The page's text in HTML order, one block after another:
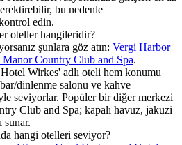
bu nedenle
edin.
oteller hangileridir?
şunlara göz atın: Vergi Harbor
Country Club and Spa.
Wirkes' adlı oteli hem konumu
dinlenme salonu ve kahve
seviyorlar. Popüler bir diğer merkezi
Club and Spa; kapalı havuz, jakuzi
sunar.
hangi otelleri seviyor?